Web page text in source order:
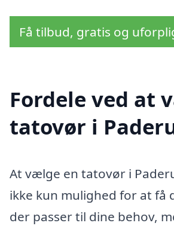
Få tilbud, gratis og
Fordele ved at
tatovør i
At vælge en tatovør i
ikke kun mulighed for at få
der passer til dine behov,